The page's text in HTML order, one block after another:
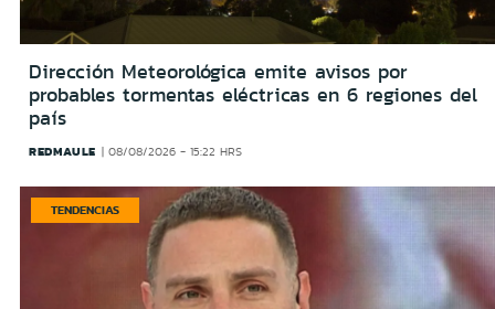
Dirección Meteorológica emite avisos por
probables tormentas eléctricas en 6 regiones del
país
REDMAULE 08/08/2026 - 15:22 HRS
TENDENCIAS